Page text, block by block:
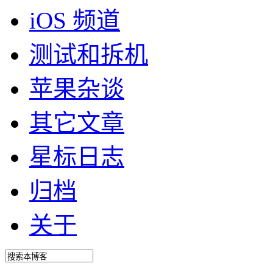
iOS 频道
测试和拆机
苹果杂谈
其它文章
星标日志
归档
关于